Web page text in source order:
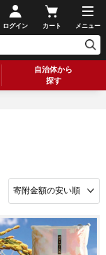
ログイン カート メニュー
自治体から
探す